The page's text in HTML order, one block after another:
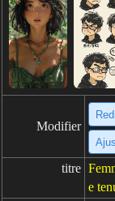
Modifier
titre
e